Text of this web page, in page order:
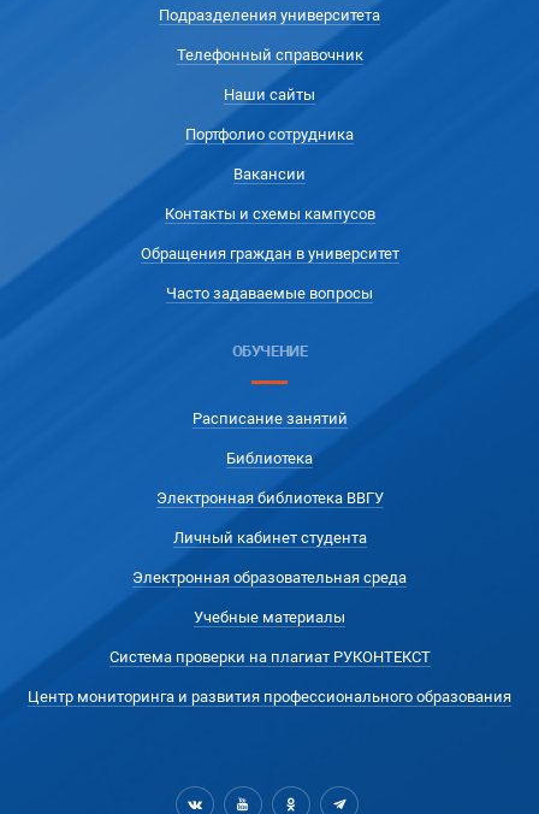
Подразделения университета
Телефонный справочник
Наши сайты
Портфолио сотрудника
Вакансии
Контакты и схемы кампусов
Обращения граждан в университет
Часто задаваемые вопросы
ОБУЧЕНИЕ
Расписание занятий
Библиотека
Электронная библиотека ВВГУ
Личный кабинет студента
Электронная образовательная среда
Учебные материалы
Система проверки на плагиат РУКОНТЕКСТ
Центр мониторинга и развития профессионального образования